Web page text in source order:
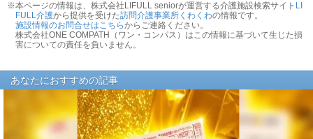
※本ページの情報は、株式会社LIFULL seniorが運営する介護施設検索サイト LI
FULL介護から提供を受けた訪問介護事業所くわくわの情報です。
施設情報のお問合せはこちらからご連絡ください。
株式会社ONE COMPATH（ワン・コンパス）はこの情報に基づいて生じた損
害についての責任を負いません。
あなたにおすすめの記事